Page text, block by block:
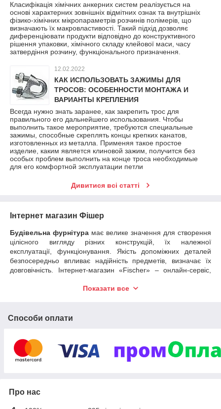
Класифікація хімічних анкерних систем реалізується на
основі характерних зовнішніх відмітних ознак та внутрішніх
фізико-хімічних мікропараметрів розчинів полімерів, що
визначають їх макровластивості. Такий підхід дозволяє
диференціювати продукти відповідно до конструктивного
рішення упаковки, хімічного складу клейової маси, часу
затвердіння розчину, функціонального призначення.
12.02.2022
КАК ИСПОЛЬЗОВАТЬ ЗАЖИМЫ ДЛЯ
ТРОСОВ: ОСОБЕННОСТИ МОНТАЖА И
ВАРИАНТЫ КРЕПЛЕНИЯ
Всегда нужно знать заранее, как закрепить трос для
правильного его дальнейшего использования. Чтобы
выполнить такое мероприятие, требуются специальные
зажимы, способные скреплять концы крепких канатов,
изготовленных из металла. Применяя такое простое
изделие, каким является клиновой зажим, получится без
особых проблем выполнить на конце троса необходимые
для его комфортной эксплуатации петли
Дивитися всі статті
Інтернет магазин Фішер
Будівельна фурнітура має велике значення для створення
цілісного вигляду різних конструкцій, їх належної
експлуатації, функціонування. Якість допоміжних деталей
безпосередньо впливає надійність предметів, визначає їх
довговічність. Інтернет-магазин «Fischer» – онлайн-сервіс,
кріплення та інженерні системи від однойменного всесвітньо
кріпильними технологіями, є візитівкою торгової марки.
Компанія була заснована понад 70 років тому, з кожним
роком поступово розширювала свої потужності. Сьогодні
Корпорація регулярно розробляє нові
Показати все
Способи оплати
Про нас